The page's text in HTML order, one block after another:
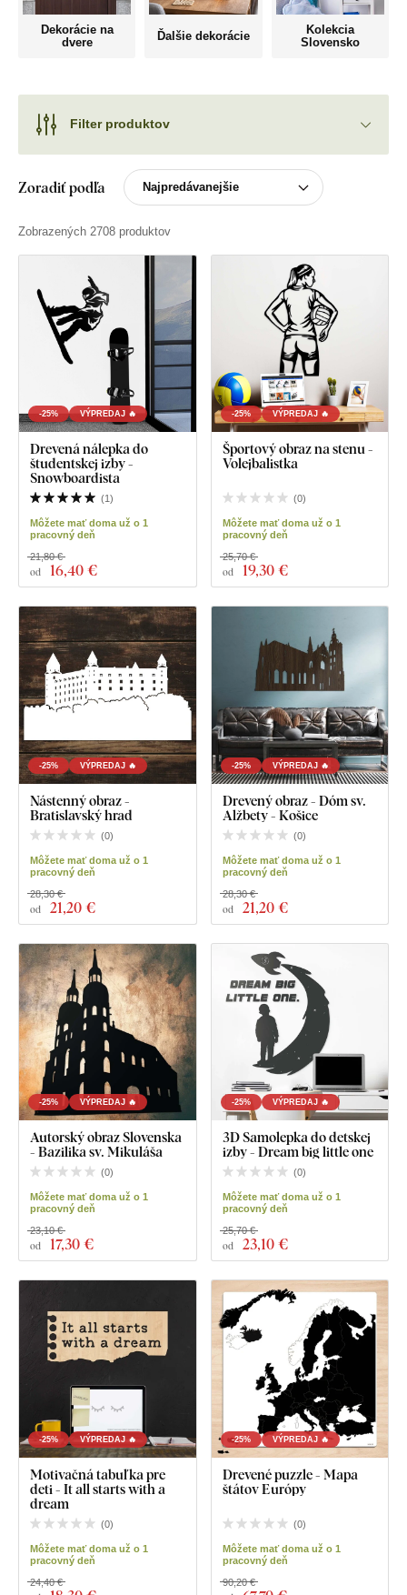
Dekorácie na
dvere
Ďalšie dekorácie
Kolekcia
Slovensko
Filter produktov
Zoradiť podľa
Zobrazených 2708 produktov
-25% VÝPREDAJ 🔥
Drevená nálepka do
študentskej izby -
Snowboardista
(1 )
Môžete mať doma už o 1
pracovný deň
od 16,40 €
21,80 €
-25% VÝPREDAJ 🔥
Športový obraz na stenu -
Volejbalistka
(0)
Môžete mať doma už o 1
pracovný deň
od 19,30 €
25,70 €
-25% VÝPREDAJ 🔥
Nástenný obraz -
Bratislavský hrad
(0)
Môžete mať doma už o 1
pracovný deň
od 21,20 €
28,30 €
-25% VÝPREDAJ 🔥
Drevený obraz - Dóm sv.
Alžbety - Košice
(0)
Môžete mať doma už o 1
pracovný deň
od 21,20 €
28,30 €
-25% VÝPREDAJ 🔥
Autorský obraz Slovenska
- Bazilika sv. Mikuláša
(0)
Môžete mať doma už o 1
pracovný deň
od 17,30 €
23,10 €
-25% VÝPREDAJ 🔥
3D Samolepka do detskej
izby - Dream big little one
(0)
Môžete mať doma už o 1
pracovný deň
od 23,10 €
25,70 €
-25% VÝPREDAJ 🔥
Motivačná tabuľka pre
deti - It all starts with a
dream
(0)
Môžete mať doma už o 1
pracovný deň
24,40 €
-25% VÝPREDAJ 🔥
Drevené puzzle - Mapa
štátov Európy
(0)
Môžete mať doma už o 1
pracovný deň
90,20 €